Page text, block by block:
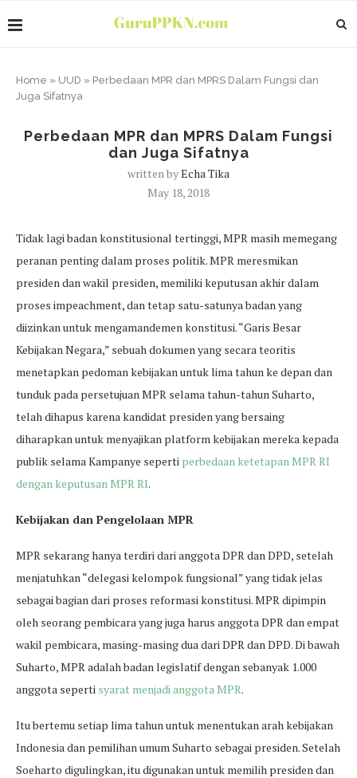
Home » UUD » Perbedaan MPR dan MPRS Dalam Fungsi dan
Juga Sifatnya
Perbedaan MPR dan MPRS Dalam Fungsi
dan Juga Sifatnya
written byEcha Tika
May 18, 2018
Tidak lagi badan konstitusional tertinggi, MPR masih memegang
peranan penting dalam proses politik. MPR meresmikan
presiden dan wakil presiden, memiliki keputusan akhir dalam
proses impeachment, dan tetap satu-satunya badan yang
diizinkan untuk mengamandemen konstitusi. “Garis Besar
Kebijakan Negara,” sebuah dokumen yang secara teoritis
menetapkan pedoman kebijakan untuk lima tahun ke depan dan
tunduk pada persetujuan MPR selama tahun-tahun Suharto,
telah dihapus karena kandidat presiden yang bersaing
diharapkan untuk menyajikan platform kebijakan mereka kepada
publik selama Kampanye seperti perbedaan ketetapan MPR RI
dengan keputusan MPR RI.
Kebijakan dan Pengelolaan MPR
MPR sekarang hanya terdiri dari anggota DPR dan DPD, setelah
menjatuhkan “delegasi kelompok fungsional” yang tidak jelas
sebagai bagian dari proses reformasi konstitusi. MPR dipimpin
oleh seorang pembicara yang juga harus anggota DPR dan empat
wakil pembicara, masing-masing dua dari DPR dan DPD. Di bawah
Suharto, MPR adalah badan legislatif dengan sebanyak 1.000
anggota seperti syarat menjadi anggota MPR.
Itu bertemu setiap lima tahun untuk menentukan arah kebijakan
Indonesia dan pemilihan umum Suharto sebagai presiden. Setelah
Soeharto digulingkan, itu digunakan untuk memilih presiden dan